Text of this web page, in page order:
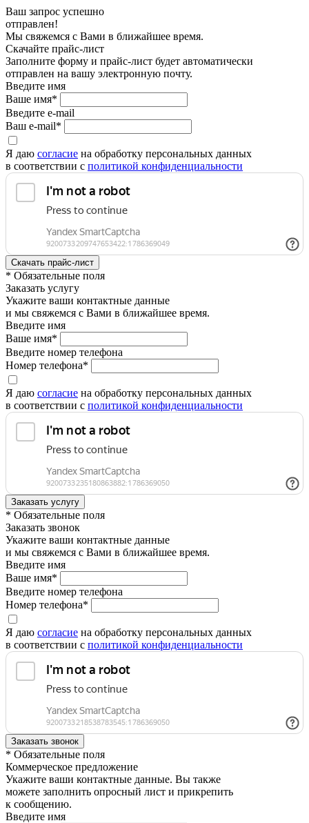
Ваш запрос успешно
отправлен!
Мы свяжемся с Вами в ближайшее время.
Скачайте прайс-лист
Заполните форму и прайс-лист будет автоматически
отправлен на вашу электронную почту.
Введите имя
Ваше имя*
Введите e-mail
Ваш e-mail*
Я даю согласие на обработку персональных данных
в соответствии с политикой конфиденциальности
* Обязательные поля
Заказать услугу
Укажите ваши контактные данные
и мы свяжемся с Вами в ближайшее время.
Введите имя
Ваше имя*
Введите номер телефона
Номер телефона*
Я даю согласие на обработку персональных данных
в соответствии с политикой конфиденциальности
* Обязательные поля
Заказать звонок
Укажите ваши контактные данные
и мы свяжемся с Вами в ближайшее время.
Введите имя
Ваше имя*
Введите номер телефона
Номер телефона*
Я даю согласие на обработку персональных данных
в соответствии с политикой конфиденциальности
* Обязательные поля
Коммерческое предложение
Укажите ваши контактные данные. Вы также
можете заполнить опросный лист и прикрепить
к сообщению.
Введите имя